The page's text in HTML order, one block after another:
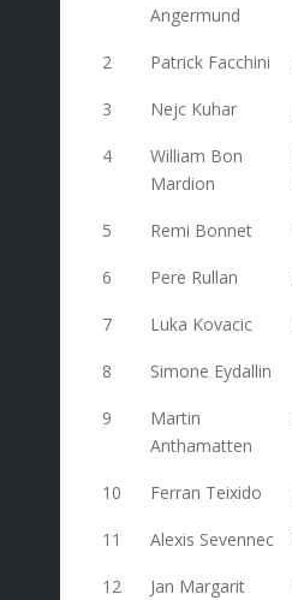
Angermund
2 Patrick Facchini
3 Nejc Kuhar
4
William Bon
Mardion
5 Remi Bonnet
6 Pere Rullan
7 Luka Kovacic
8 Simone Eydallin
9
Martin
Anthamatten
10 Ferran Teixido
11 Alexis Sevennec
12 Jan Margarit